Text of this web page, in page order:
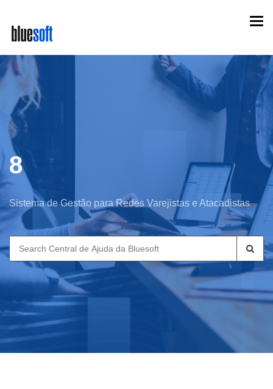
main
content
8
Sistema de Gestão para Redes Varejistas e Atacadistas
Search
for: